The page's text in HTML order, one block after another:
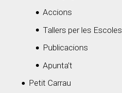
Accions
Tallers per les Escoles
Publicacions
Apunta’t
Petit Carrau